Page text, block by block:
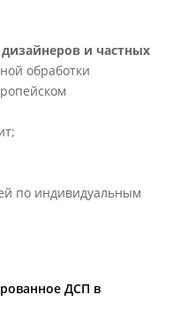
и частных
обработки
по индивидуальным
ДСП в